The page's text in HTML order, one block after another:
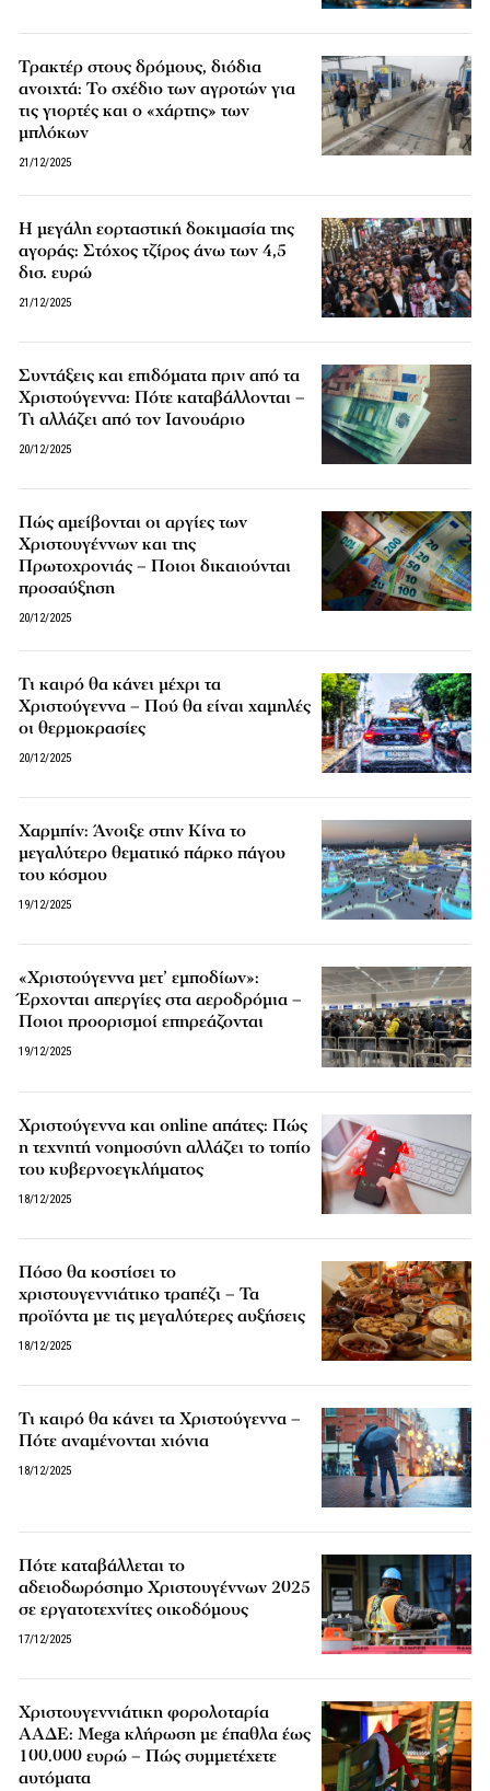
Τρακτέρ στους δρόμους, διόδια
ανοιχτά: Το σχέδιο των αγροτών για
τις γιορτές και ο «χάρτης» των
μπλόκων
21/12/2025
Η μεγάλη εορταστική δοκιμασία της
αγοράς: Στόχος τζίρος άνω των 4,5
δισ. ευρώ
21/12/2025
Συντάξεις και επιδόματα πριν από τα
Χριστούγεννα: Πότε καταβάλλονται –
Τι αλλάζει από τον Ιανουάριο
20/12/2025
Πώς αμείβονται οι αργίες των
Χριστουγέννων και της
Πρωτοχρονιάς – Ποιοι δικαιούνται
προσαύξηση
20/12/2025
Τι καιρό θα κάνει μέχρι τα
Χριστούγεννα – Πού θα είναι χαμηλές
οι θερμοκρασίες
20/12/2025
Χαρμπίν: Άνοιξε στην Κίνα το
μεγαλύτερο θεματικό πάρκο πάγου
του κόσμου
19/12/2025
«Χριστούγεννα μετ’ εμποδίων»:
Έρχονται απεργίες στα αεροδρόμια –
Ποιοι προορισμοί επηρεάζονται
19/12/2025
Χριστούγεννα και online απάτες: Πώς
η τεχνητή νοημοσύνη αλλάζει το τοπίο
του κυβερνοεγκλήματος
18/12/2025
Πόσο θα κοστίσει το
χριστουγεννιάτικο τραπέζι – Τα
προϊόντα με τις μεγαλύτερες αυξήσεις
18/12/2025
Τι καιρό θα κάνει τα Χριστούγεννα –
Πότε αναμένονται χιόνια
18/12/2025
Πότε καταβάλλεται το
αδειοδωρόσημο Χριστουγέννων 2025
σε εργατοτεχνίτες οικοδόμους
17/12/2025
Χριστουγεννιάτικη φορολοταρία
ΑΑΔΕ: Mega κλήρωση με έπαθλα έως
100.000 ευρώ – Πώς συμμετέχετε
αυτόματα